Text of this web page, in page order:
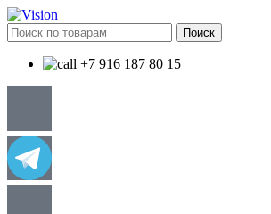
Поиск
+7 916 187 80 15